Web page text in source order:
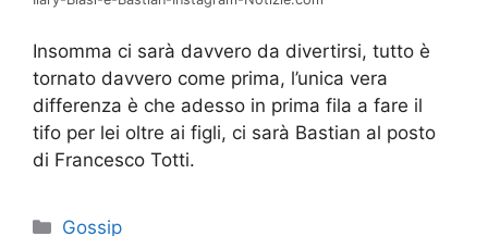
Insomma ci sarà davvero da divertirsi, tutto è
tornato davvero come prima, l’unica vera
differenza è che adesso in prima fila a fare il
tifo per lei oltre ai figli, ci sarà Bastian al posto
di Francesco Totti.
Categorie
Gossip